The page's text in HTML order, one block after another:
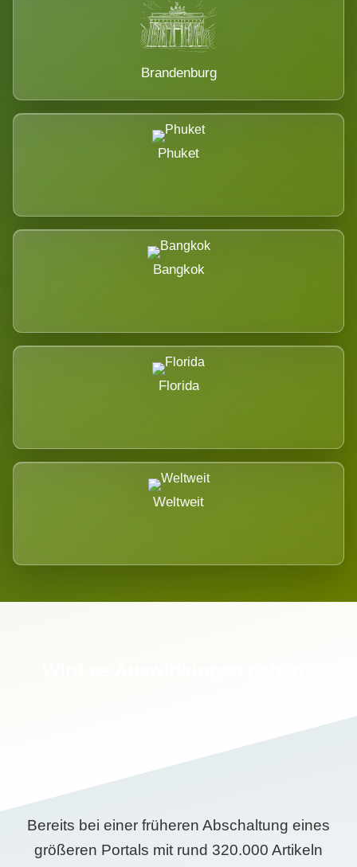
Brandenburg
Phuket
Bangkok
Florida
Weltweit
Bereits bei einer früheren Abschaltung eines
größeren Portals mit rund 320.000 Artikeln